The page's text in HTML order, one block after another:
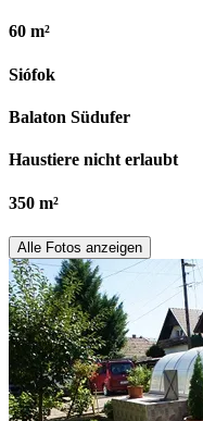
60 m²
Siófok
Balaton Südufer
Haustiere nicht erlaubt
350 m²
Alle Fotos anzeigen